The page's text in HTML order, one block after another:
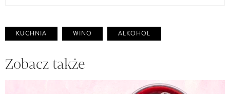
KUCHNIA WINO ALKOHOL
Zobacz także